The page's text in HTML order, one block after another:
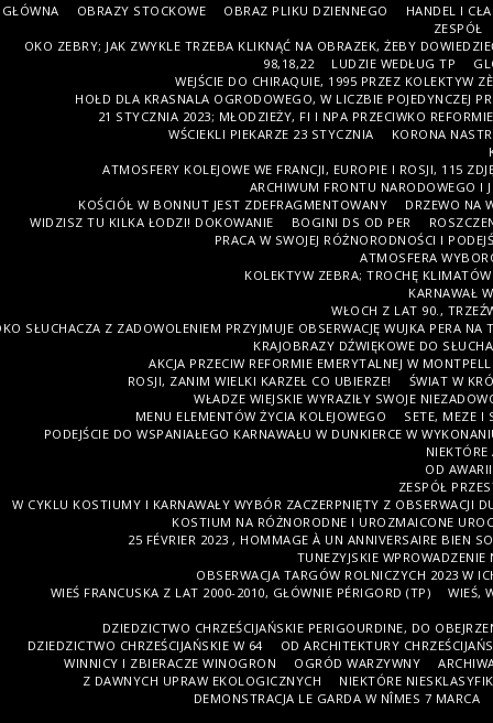
GŁÓWNA OBRAZY STOCKOWE OBRAZ PLIKU DZIENNEGO
HANDEL I CŁA
ZESPÓŁ
OKO ZEBRY; JAK ZWYKLE TRZEBA KLIKNĄĆ NA OBRAZEK, ŻEBY
98,18,22
LUDZIE WEDŁUG TP
WEJŚCIE DO CHIRAQUIE, 1995 PRZEZ KOLEKTYW
HOŁD DLA KRASNALA OGRODOWEGO, W LICZBIE POJEDYNCZEJ
21 STYCZNIA 2023; MŁODZIEŻY, FI I NPA PRZECIWKO
WŚCIEKLI PIEKARZE 23 STYCZNIA
KORONA
ATMOSFERY KOLEJOWE WE FRANCJI, EUROPIE I ROSJI, 115
ARCHIWUM FRONTU NARODOWEGO I
KOŚCIÓŁ W BONNUT JEST ZDEFRAGMENTOWANY
DRZEWO NA
WIDZISZ TU KILKA ŁODZI! DOKOWANIE
BOGINI DS OD PER
PRACA W SWOJEJ RÓŻNORODNOŚCI I
ATMOSFERA
KOLEKTYW ZEBRA; TROCHĘ
KARNAWAŁ
WŁOCH Z LAT 90.,
SŁUCHACZA Z ZADOWOLENIEM PRZYJMUJE OBSERWACJĘ WUJKA PERA
KRAJOBRAZY DŹWIĘKOWE DO
AKCJA PRZECIW REFORMIE EMERYTALNEJ W
ROSJI, ZANIM WIELKI KARZEŁ CO UBIERZE!
ŚWIAT W
WŁADZE WIEJSKIE WYRAZIŁY SWOJE
MENU ELEMENTÓW ŻYCIA KOLEJOWEGO
SETE, MEZE I
PODEJŚCIE DO WSPANIAŁEGO KARNAWAŁU W DUNKIERCE W
OD
ZESPÓŁ
W CYKLU KOSTIUMY I KARNAWAŁY WYBÓR ZACZERPNIĘTY Z OBSERWACJI
KOSTIUM NA RÓŻNORODNE I UROZMAICONE
25 FÉVRIER 2023 , HOMMAGE À UN ANNIVERSAIRE BIEN
TUNEZYJSKIE
OBSERWACJA TARGÓW ROLNICZYCH 2023 W
WIEŚ FRANCUSKA Z LAT 2000-2010, GŁÓWNIE PÉRIGORD (TP)
WIEŚ,
DZIEDZICTWO CHRZEŚCIJAŃSKIE PERIGOURDINE, DO
DZIEDZICTWO CHRZEŚCIJAŃSKIE W 64
OD ARCHITEKTURY
WINNICY I ZBIERACZE WINOGRON
OGRÓD WARZYWNY
Z DAWNYCH UPRAW EKOLOGICZNYCH
NIEKTÓRE
DEMONSTRACJA LE GARDA W NÎMES 7 MARCA